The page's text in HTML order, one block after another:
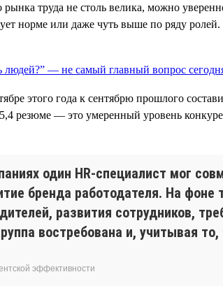
труда не столь велика, можно
норме или даже чуть выше по ряду
этого года к сентябрю прошлого
резюме — это умеренный уровень
один HR-специалист мог
бренда работодателя. На фоне
развития сотрудников,
востребована и, учитывая
эффективности